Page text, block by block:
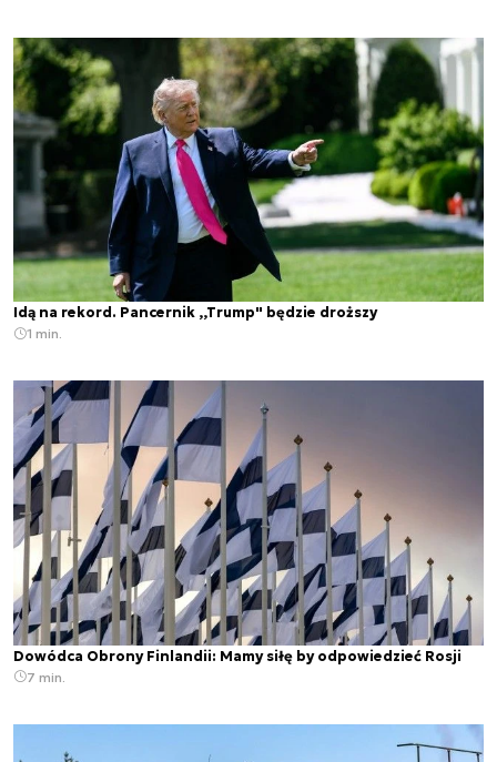
Idą na rekord. Pancernik ,,Trump" będzie droższy
1 min.
Dowódca Obrony Finlandii: Mamy siłę by odpowiedzieć Rosji
7 min.